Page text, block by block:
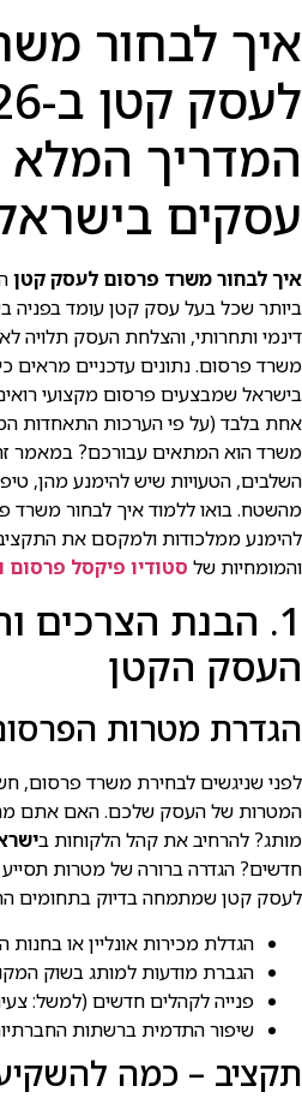
איך לבחור
המדריך המלא
עסקים
איך לבחור משרד פרסום לעסק קטן
דינמי ותחרותי, והצלחת העסק תלויה
בישראל שמבצעים פרסום מקצועי
אחת בלבד (על פי הערכות התאחדות
משרד הוא המתאים עבורכם? במאמר
השלבים, הטעויות שיש להימנע מהן,
להימנע ממלכודות ולמקסם את
והמומחיות של סטודיו פיקסל פרסום
1. הבנת הצרכים
העסק הקטן
הגדרת מטרות
לפני שניגשים לבחירת משרד פרסום,
המטרות של העסק שלכם. האם אתם
מותג? להרחיב את קהל הלקוחות ב
חדשים? הגדרה ברורה של מטרות
לעסק קטן שמתמחה בדיוק בתחומים
הגדלת מכירות אונליין או בחנות
הגברת מודעות למותג בשוק
פנייה לקהלים חדשים (למשל:
שיפור התדמית ברשתות
תקציב – כמה